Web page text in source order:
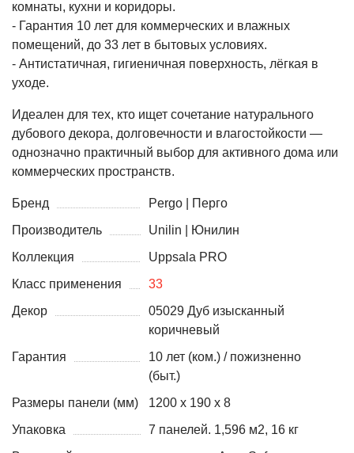
комнаты, кухни и коридоры.
- Гарантия 10 лет для коммерческих и влажных
помещений, до 33 лет в бытовых условиях.
- Антистатичная, гигиеничная поверхность, лёгкая в
уходе.
Идеален для тех, кто ищет сочетание натурального
дубового декора, долговечности и влагостойкости —
однозначно практичный выбор для активного дома или
коммерческих пространств.
Бренд
Pergo | Перго
Производитель
Unilin | Юнилин
Коллекция
Uppsala PRO
Класс применения
33
Декор
05029 Дуб изысканный
коричневый
Гарантия
10 лет (ком.) / пожизненно
(быт.)
Размеры панели (мм)
1200 х 190 х 8
Упаковка
7 панелей. 1,596 м2, 16 кг